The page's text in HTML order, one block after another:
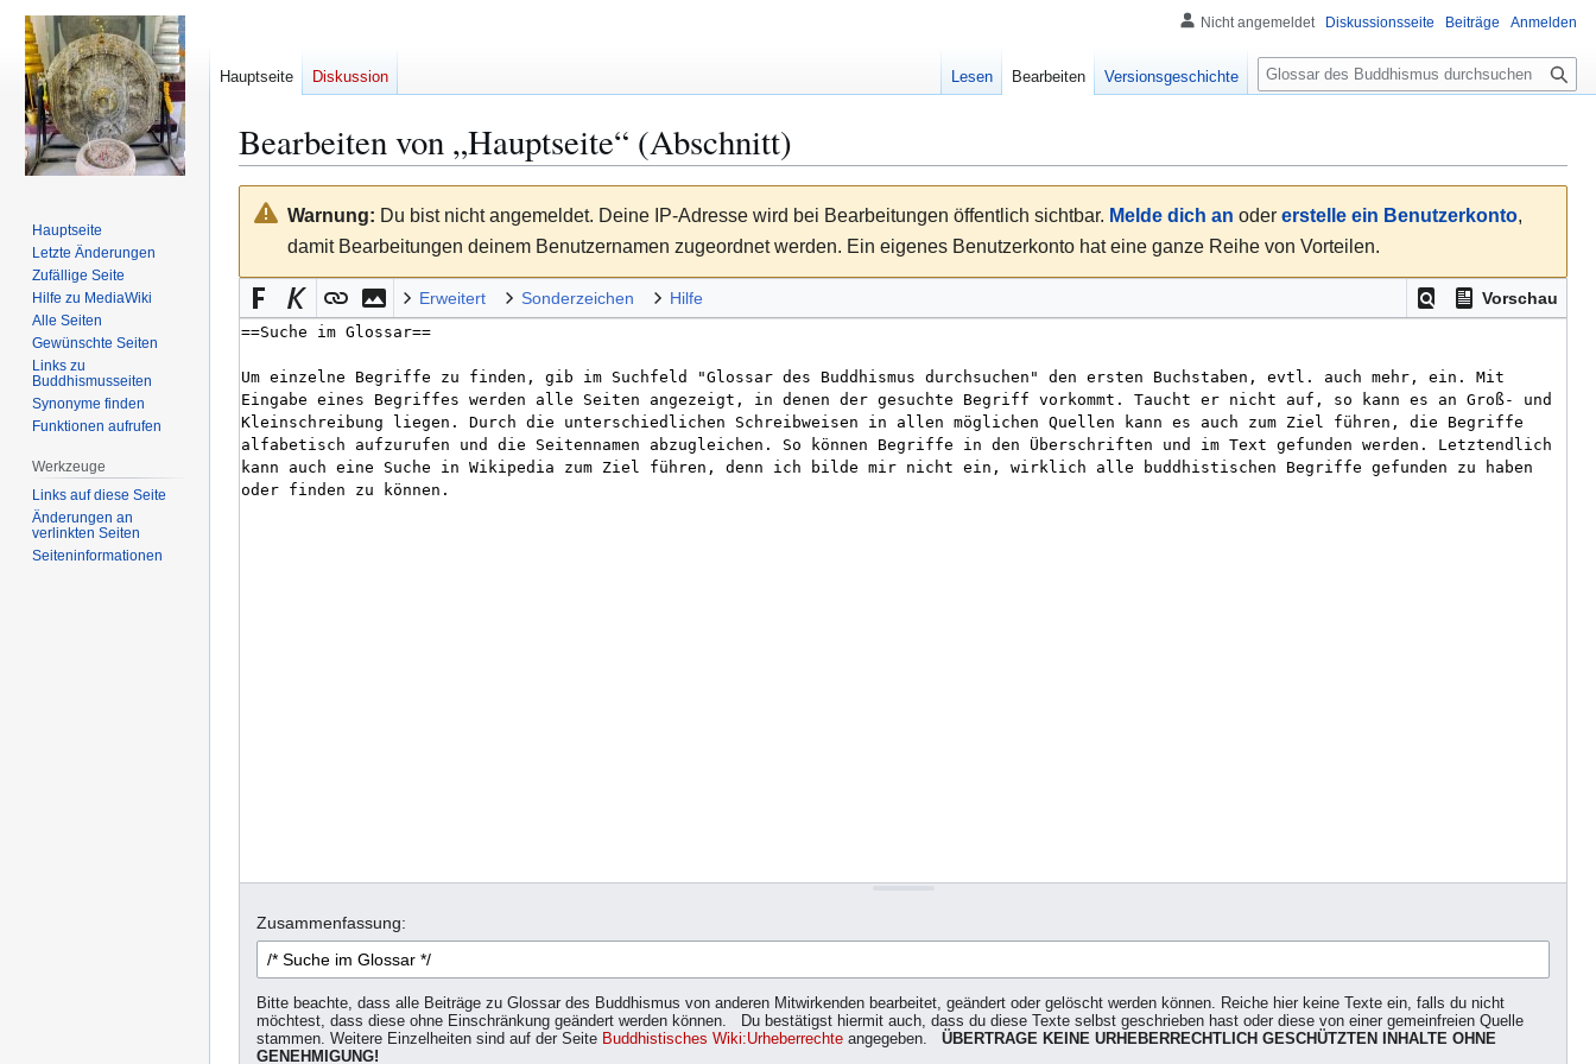
Bearbeiten von „Hauptseite“ (Abschnitt)
Navigation
springen
Suche
springen
Warnung: Du bist nicht angemeldet. Deine IP-Adresse wird bei Bearbeitungen öffentlich sichtbar. Melde dich an oder erstelle ein Benutzerkonto,
damit Bearbeitungen deinem Benutzernamen zugeordnet werden. Ein eigenes Benutzerkonto hat eine ganze Reihe von Vorteilen.
Vorschau
Erweitert Sonderzeichen Hilfe
Zusammenfassung:
Bitte beachte, dass alle Beiträge zu Glossar des Buddhismus von anderen Mitwirkenden bearbeitet, geändert oder gelöscht werden können. Reiche hier keine Texte ein, falls du nicht
möchtest, dass diese ohne Einschränkung geändert werden können. Du bestätigst hiermit auch, dass du diese Texte selbst geschrieben hast oder diese von einer gemeinfreien Quelle
stammen. Weitere Einzelheiten sind auf der Seite Buddhistisches Wiki:Urheberrechte angegeben. ÜBERTRAGE KEINE URHEBERRECHTLICH GESCHÜTZTEN INHALTE OHNE
GENEHMIGUNG!
Nicht angemeldet Diskussionsseite Beiträge Anmelden
Hauptseite Diskussion Lesen Bearbeiten Versionsgeschichte
S
u
e
Hauptseite
Letzte Änderungen
Zufällige Seite
Hilfe zu MediaWiki
Alle Seiten
Gewünschte Seiten
Links zu
Buddhismusseiten
Synonyme finden
Funktionen aufrufen
Werkzeuge
Links auf diese Seite
Änderungen an
verlinkten Seiten
Seiten­­informationen